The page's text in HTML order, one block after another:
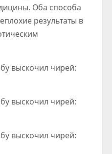
Оба способа
результаты в